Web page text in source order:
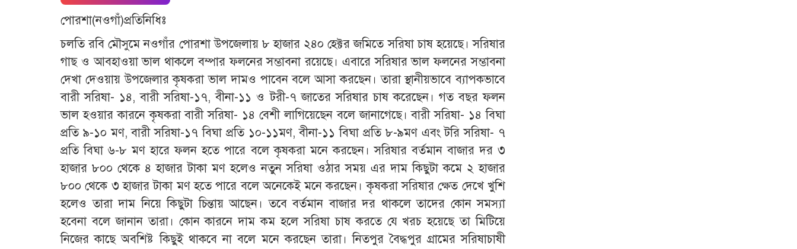
পোরশা(নওগাঁ)প্রতিনিধিঃ
চলতি রবি মৌসুমে নওগাঁর পোরশা উপজেলায় ৮ হাজার ২৪০ হেক্টর জমিতে সরিষা চাষ হয়েছে। সরিষার
গাছ ও আবহাওয়া ভাল থাকলে বম্পার ফলনের সম্ভাবনা রয়েছে। এবারে সরিষার ভাল ফলনের সম্ভাবনা
দেখা দেওয়ায় উপজেলার কৃষকরা ভাল দামও পাবেন বলে আসা করছেন। তারা স্থানীয়ভাবে ব্যাপকভাবে
বারী সরিষা- ১৪, বারী সরিষা-১৭, বীনা-১১ ও টরী-৭ জাতের সরিষার চাষ করেছেন। গত বছর ফলন
ভাল হওয়ার কারনে কৃষকরা বারী সরিষা- ১৪ বেশী লাগিয়েছেন বলে জানাগেছে। বারী সরিষা- ১৪ বিঘা
প্রতি ৯-১০ মণ, বারী সরিষা-১৭ বিঘা প্রতি ১০-১১মণ, বীনা-১১ বিঘা প্রতি ৮-৯মণ এবং টরি সরিষা- ৭
প্রতি বিঘা ৬-৮ মণ হারে ফলন হতে পারে বলে কৃষকরা মনে করছেন। সরিষার বর্তমান বাজার দর ৩
হাজার ৮০০ থেকে ৪ হাজার টাকা মণ হলেও নতুন সরিষা ওঠার সময় এর দাম কিছুটা কমে ২ হাজার
৮০০ থেকে ৩ হাজার টাকা মণ হতে পারে বলে অনেকেই মনে করছেন। কৃষকরা সরিষার ক্ষেত দেখে খুশি
হলেও তারা দাম নিয়ে কিছুটা চিন্তায় আছেন। তবে বর্তমান বাজার দর থাকলে তাদের কোন সমস্যা
হবেনা বলে জানান তারা। কোন কারনে দাম কম হলে সরিষা চাষ করতে যে খরচ হয়েছে তা মিটিয়ে
নিজের কাছে অবশিষ্ট কিছুই থাকবে না বলে মনে করছেন তারা। নিতপুর বৈদ্ধপুর গ্রামের সরিষাচাষী